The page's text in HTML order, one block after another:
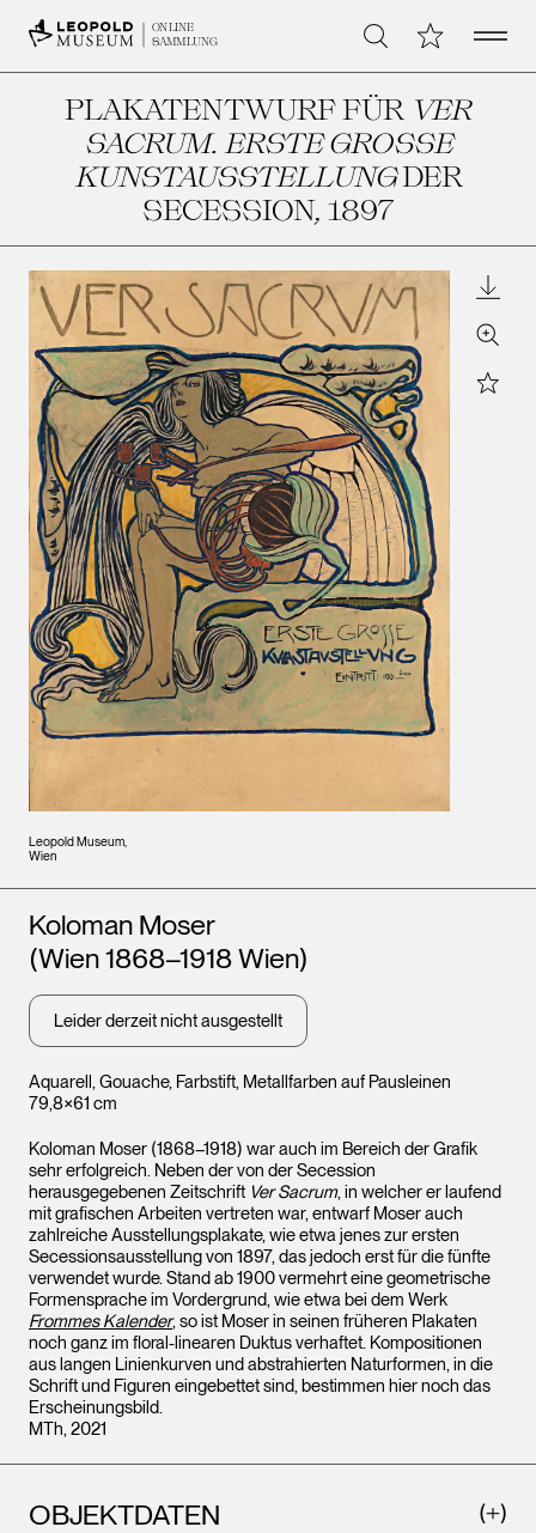
ONLINE
SAMMLUNG
Suche Meine Open
PLAKATENTWURF FÜR VER
SACRUM. ERSTE GROSSE
KUNSTAUSSTELLUNGDER
SECESSION, 1897
Leopold Museum,
Wien
Zoom
Star
Aquarell, Gouache, Farbstift, Metallfarben auf Pausleinen
79,8×61 cm
Künstler*innen
Koloman Moser
(Wien 1868–1918 Wien)
Leider derzeit nicht ausgestellt
Koloman Moser (1868–1918) war auch im Bereich der Grafik
sehr erfolgreich. Neben der von der Secession
herausgegebenen Zeitschrift Ver Sacrum, in welcher er laufend
mit grafischen Arbeiten vertreten war, entwarf Moser auch
zahlreiche Ausstellungsplakate, wie etwa jenes zur ersten
Secessionsausstellung von 1897, das jedoch erst für die fünfte
verwendet wurde. Stand ab 1900 vermehrt eine geometrische
Formensprache im Vordergrund, wie etwa bei dem Werk
Frommes Kalender, so ist Moser in seinen früheren Plakaten
noch ganz im floral-linearen Duktus verhaftet. Kompositionen
aus langen Linienkurven und abstrahierten Naturformen, in die
Schrift und Figuren eingebettet sind, bestimmen hier noch das
Erscheinungsbild.
MTh, 2021
OBJEKTDATEN